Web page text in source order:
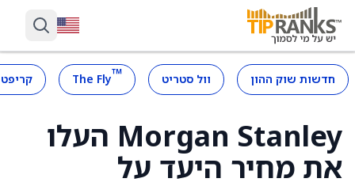
חדשות שוק ההון וול סטריט ™
The Fly
Morgan Stanley העלו
את מחיר היעד על